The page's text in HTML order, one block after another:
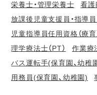
栄養士・管理栄養士
看護
放課後児童支援員・指導員
児童指導員任用資格（療育
理学療法士（PT）
作業療
バス運転手(保育園、幼稚
用務員(保育園、幼稚園)